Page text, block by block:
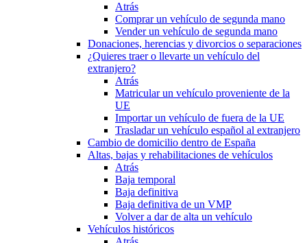
Atrás
Comprar un vehículo de segunda mano
Vender un vehículo de segunda mano
Donaciones, herencias y divorcios o separaciones
¿Quieres traer o llevarte un vehículo del
extranjero?
Atrás
Matricular un vehículo proveniente de la
UE
Importar un vehículo de fuera de la UE
Trasladar un vehículo español al extranjero
Cambio de domicilio dentro de España
Altas, bajas y rehabilitaciones de vehículos
Atrás
Baja temporal
Baja definitiva
Baja definitiva de un VMP
Volver a dar de alta un vehículo
Vehículos históricos